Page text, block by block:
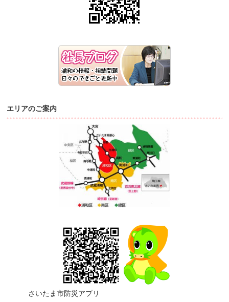
エリアのご案内
さいたま市防災アプリ